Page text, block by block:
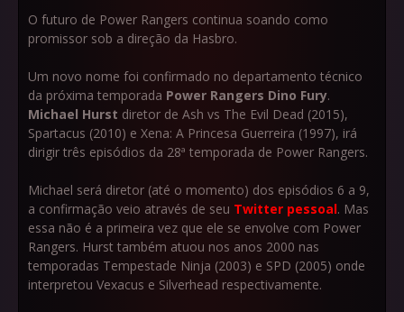
O futuro de Power Rangers continua soando como
promissor sob a direção da Hasbro.
Um novo nome foi confirmado no departamento técnico
da próxima temporada Power Rangers Dino Fury.
Michael Hurst diretor de Ash vs The Evil Dead (2015),
Spartacus (2010) e Xena: A Princesa Guerreira (1997), irá
dirigir três episódios da 28ª temporada de Power Rangers.
Michael será diretor (até o momento) dos episódios 6 a 9,
a confirmação veio através de seu Twitter pessoal. Mas
essa não é a primeira vez que ele se envolve com Power
Rangers. Hurst também atuou nos anos 2000 nas
temporadas Tempestade Ninja (2003) e SPD (2005) onde
interpretou Vexacus e Silverhead respectivamente.